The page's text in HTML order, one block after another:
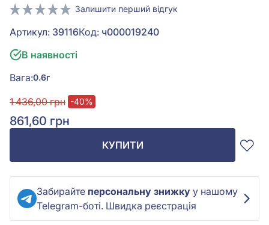
Залишити перший відгук
Артикул: 39116Код: ч000019240
В наявності
Вага:0.6г
1 436,00 грн -40%
861,60 грн
КУПИТИ
Забирайте персональну знижку у нашому
Telegram-боті. Швидка реєстрація